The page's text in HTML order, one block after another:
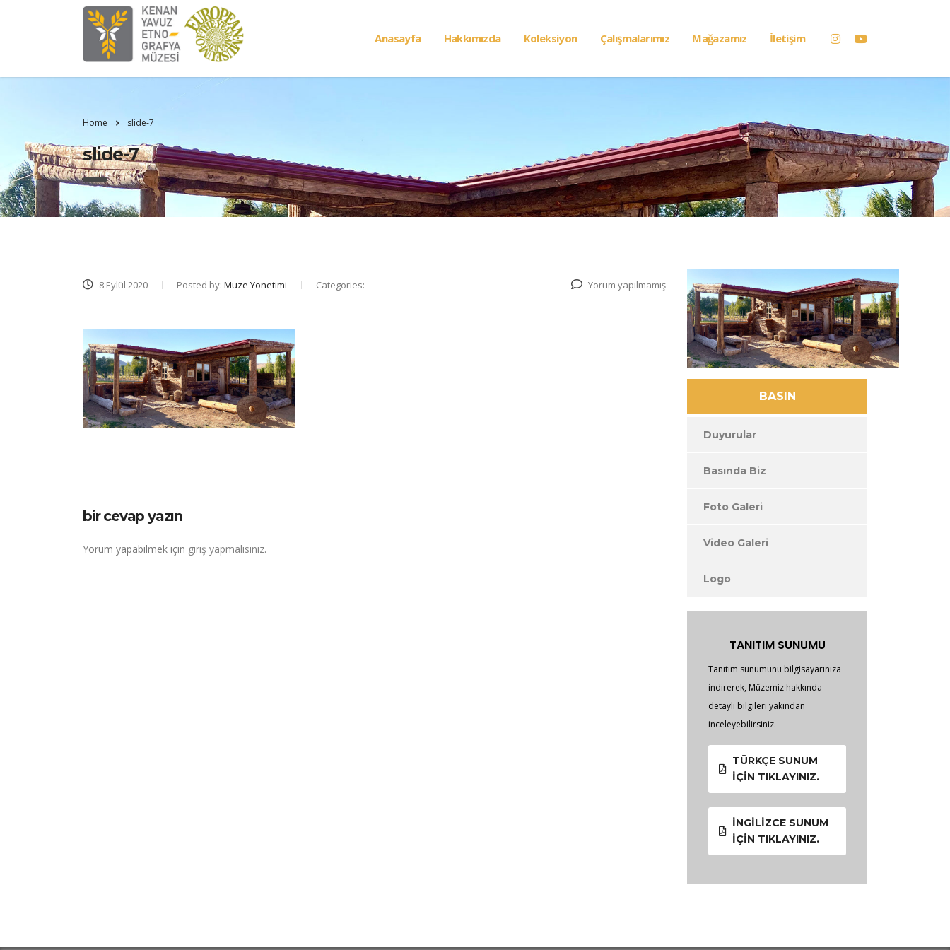
Anasayfa Hakkımızda Koleksiyon Çalışmalarımız Mağazamız İletişim
Home slide-7
slide-7
8 Eylül 2020 Posted by: Muze Yonetimi Categories: Yorum yapılmamış
bir cevap yazın
Yorum yapabilmek için giriş yapmalısınız.
BASIN
Duyurular
Basında Biz
Foto Galeri
Video Galeri
Logo
TANITIM SUNUMU
Tanıtım sunumunu bilgisayarınıza
indirerek, Müzemiz hakkında
detaylı bilgileri yakından
inceleyebilirsiniz.
TÜRKÇE SUNUM
İÇIN TIKLAYINIZ.
İNGILIZCE SUNUM
İÇIN TIKLAYINIZ.